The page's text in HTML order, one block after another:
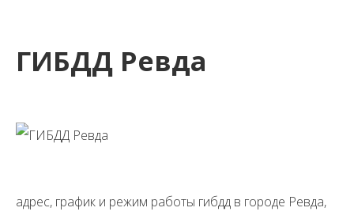
ГИБДД Ревда
адрес, график и режим работы гибдд в городе Ревда,